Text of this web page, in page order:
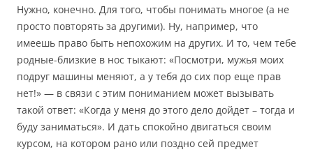
Нужно, конечно. Для того, чтобы понимать многое (а не
просто повторять за другими). Ну, например, что
имеешь право быть непохожим на других. И то, чем тебе
родные-близкие в нос тыкают: «Посмотри, мужья моих
подруг машины меняют, а у тебя до сих пор еще прав
нет!» — в связи с этим пониманием может вызывать
такой ответ: «Когда у меня до этого дело дойдет – тогда и
буду заниматься». И дать спокойно двигаться своим
курсом, на котором рано или поздно сей предмет